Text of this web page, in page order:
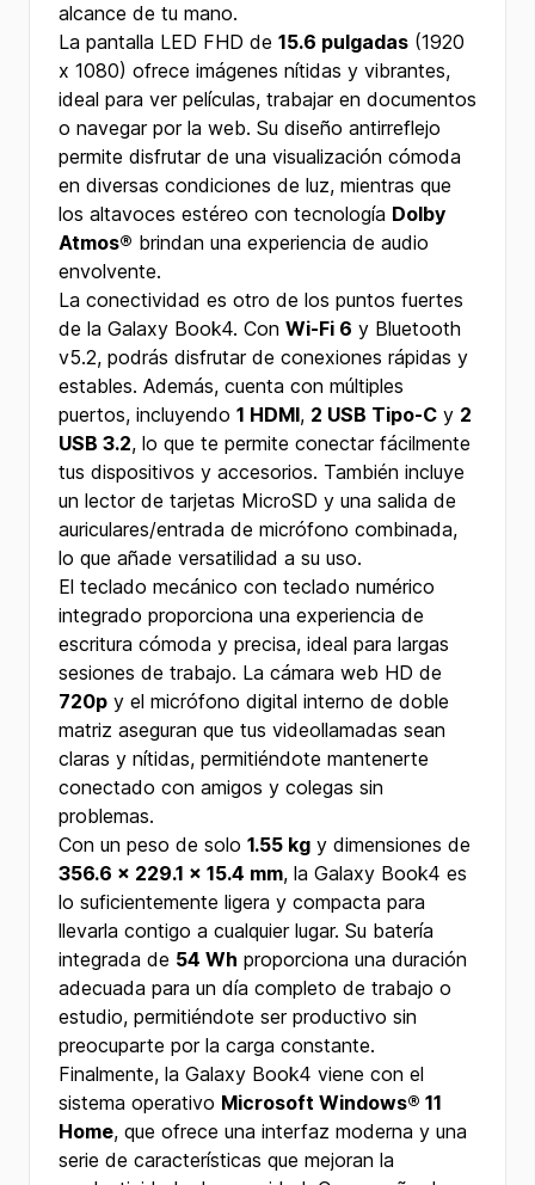
alcance de tu mano.
La pantalla LED FHD de 15.6 pulgadas (1920
x 1080) ofrece imágenes nítidas y vibrantes,
ideal para ver películas, trabajar en documentos
o navegar por la web. Su diseño antirreflejo
permite disfrutar de una visualización cómoda
en diversas condiciones de luz, mientras que
los altavoces estéreo con tecnología Dolby
Atmos® brindan una experiencia de audio
envolvente.
La conectividad es otro de los puntos fuertes
de la Galaxy Book4. Con Wi-Fi 6 y Bluetooth
v5.2, podrás disfrutar de conexiones rápidas y
estables. Además, cuenta con múltiples
puertos, incluyendo 1 HDMI, 2 USB Tipo-C y 2
USB 3.2, lo que te permite conectar fácilmente
tus dispositivos y accesorios. También incluye
un lector de tarjetas MicroSD y una salida de
auriculares/entrada de micrófono combinada,
lo que añade versatilidad a su uso.
El teclado mecánico con teclado numérico
integrado proporciona una experiencia de
escritura cómoda y precisa, ideal para largas
sesiones de trabajo. La cámara web HD de
720p y el micrófono digital interno de doble
matriz aseguran que tus videollamadas sean
claras y nítidas, permitiéndote mantenerte
conectado con amigos y colegas sin
problemas.
Con un peso de solo 1.55 kg y dimensiones de
356.6 x 229.1 x 15.4 mm, la Galaxy Book4 es
lo suficientemente ligera y compacta para
llevarla contigo a cualquier lugar. Su batería
integrada de 54 Wh proporciona una duración
adecuada para un día completo de trabajo o
estudio, permitiéndote ser productivo sin
preocuparte por la carga constante.
Finalmente, la Galaxy Book4 viene con el
sistema operativo Microsoft Windows® 11
Home, que ofrece una interfaz moderna y una
serie de características que mejoran la